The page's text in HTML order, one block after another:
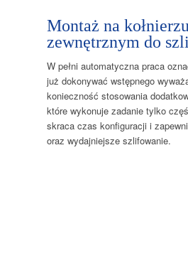
Montaż na kołnierzu
zewnętrznym do
W pełni automatyczna praca
już dokonywać wstępnego
konieczność stosowania
które wykonuje zadanie tylko
skraca czas konfiguracji i
oraz wydajniejsze szlifowanie.